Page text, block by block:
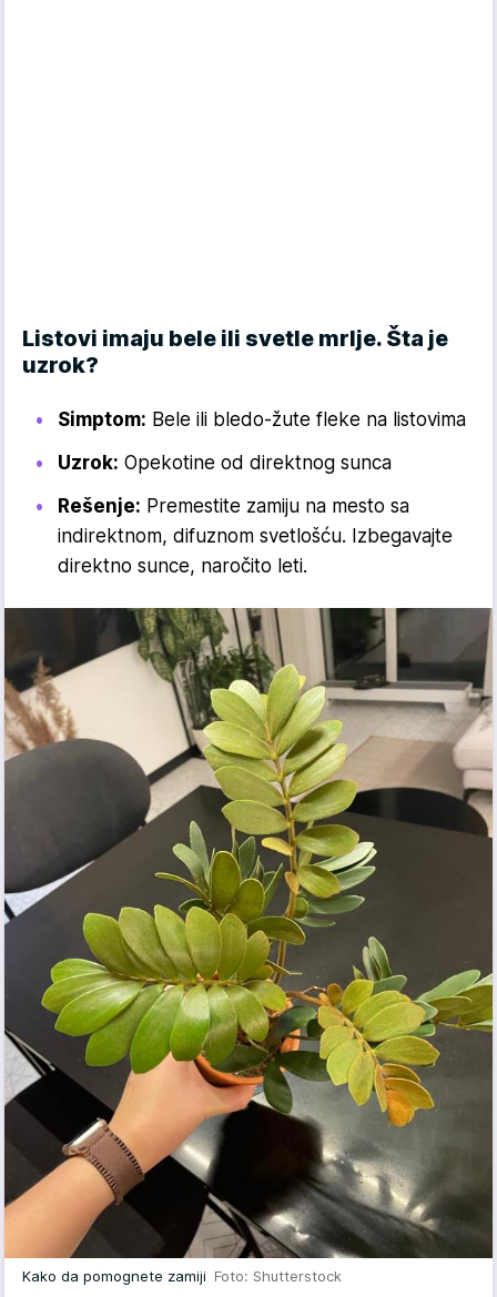
Listovi imaju bele ili svetle mrlje. Šta je
uzrok?
Simptom: Bele ili bledo-žute fleke na listovima
Uzrok: Opekotine od direktnog sunca
Rešenje: Premestite zamiju na mesto sa
indirektnom, difuznom svetlošću. Izbegavajte
direktno sunce, naročito leti.
Kako da pomognete zamiji Foto: Shutterstock